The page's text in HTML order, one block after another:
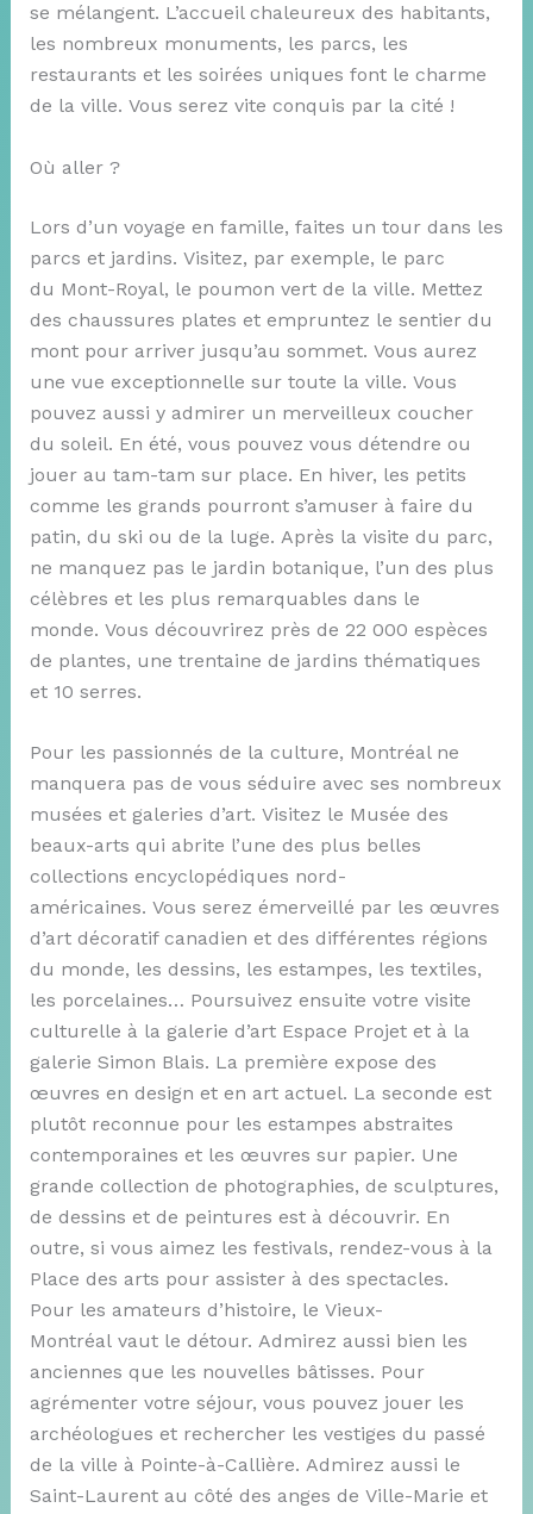
se mélangent. L’accueil chaleureux des habitants,
les nombreux monuments, les parcs, les
restaurants et les soirées uniques font le charme
de la ville. Vous serez vite conquis par la cité !
Où aller ?
Lors d’un voyage en famille, faites un tour dans les
parcs et jardins. Visitez, par exemple, le parc
du Mont-Royal, le poumon vert de la ville. Mettez
des chaussures plates et empruntez le sentier du
mont pour arriver jusqu’au sommet. Vous aurez
une vue exceptionnelle sur toute la ville. Vous
pouvez aussi y admirer un merveilleux coucher
du soleil. En été, vous pouvez vous détendre ou
jouer au tam-tam sur place. En hiver, les petits
comme les grands pourront s’amuser à faire du
patin, du ski ou de la luge. Après la visite du parc,
ne manquez pas le jardin botanique, l’un des plus
célèbres et les plus remarquables dans le
monde. Vous découvrirez près de 22 000 espèces
de plantes, une trentaine de jardins thématiques
et 10 serres.
Pour les passionnés de la culture, Montréal ne
manquera pas de vous séduire avec ses nombreux
musées et galeries d’art. Visitez le Musée des
beaux-arts qui abrite l’une des plus belles
collections encyclopédiques nord-
américaines. Vous serez émerveillé par les œuvres
d’art décoratif canadien et des différentes régions
du monde, les dessins, les estampes, les textiles,
les porcelaines… Poursuivez ensuite votre visite
culturelle à la galerie d’art Espace Projet et à la
galerie Simon Blais. La première expose des
œuvres en design et en art actuel. La seconde est
plutôt reconnue pour les estampes abstraites
contemporaines et les œuvres sur papier. Une
grande collection de photographies, de sculptures,
de dessins et de peintures est à découvrir. En
outre, si vous aimez les festivals, rendez-vous à la
Place des arts pour assister à des spectacles.
Pour les amateurs d’histoire, le Vieux-
Montréal vaut le détour. Admirez aussi bien les
anciennes que les nouvelles bâtisses. Pour
agrémenter votre séjour, vous pouvez jouer les
archéologues et rechercher les vestiges du passé
de la ville à Pointe-à-Callière. Admirez aussi le
Saint-Laurent au côté des anges de Ville-Marie et